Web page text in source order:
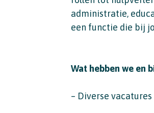
administratie,
een functie die bij
Wat hebben we en
– Diverse